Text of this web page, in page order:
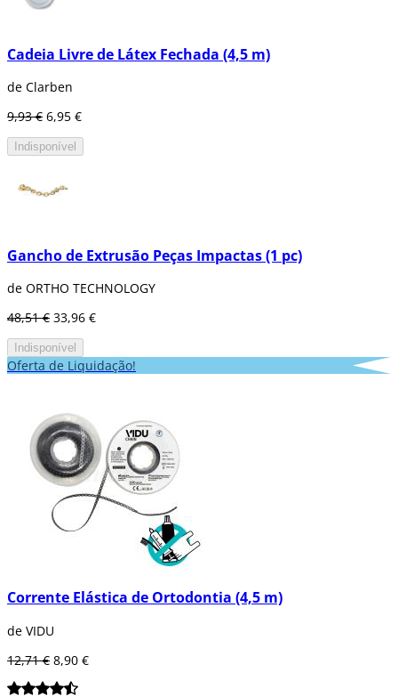
Cadeia Livre de Látex Fechada (4,5 m)
de Clarben
9,93 € 6,95 €
Indisponível
Gancho de Extrusão Peças Impactas (1 pc)
de ORTHO TECHNOLOGY
48,51 € 33,96 €
Indisponível
Oferta de Liquidação!
Corrente Elástica de Ortodontia (4,5 m)
de VIDU
12,71 € 8,90 €